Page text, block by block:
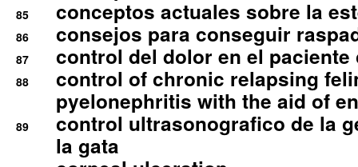
85 conceptos actuales sobre la
86 consejos para conseguir
87 control del dolor en el
88
control of chronic relapsing
pyelonephritis with the aid of
89
control ultrasonografico de la
la gata